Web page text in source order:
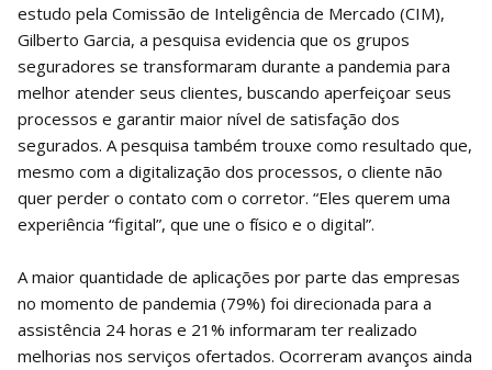
estudo pela Comissão de Inteligência de Mercado (CIM),
Gilberto Garcia, a pesquisa evidencia que os grupos
seguradores se transformaram durante a pandemia para
melhor atender seus clientes, buscando aperfeiçoar seus
processos e garantir maior nível de satisfação dos
segurados. A pesquisa também trouxe como resultado que,
mesmo com a digitalização dos processos, o cliente não
quer perder o contato com o corretor. “Eles querem uma
experiência “figital”, que une o físico e o digital”.
A maior quantidade de aplicações por parte das empresas
no momento de pandemia (79%) foi direcionada para a
assistência 24 horas e 21% informaram ter realizado
melhorias nos serviços ofertados. Ocorreram avanços ainda